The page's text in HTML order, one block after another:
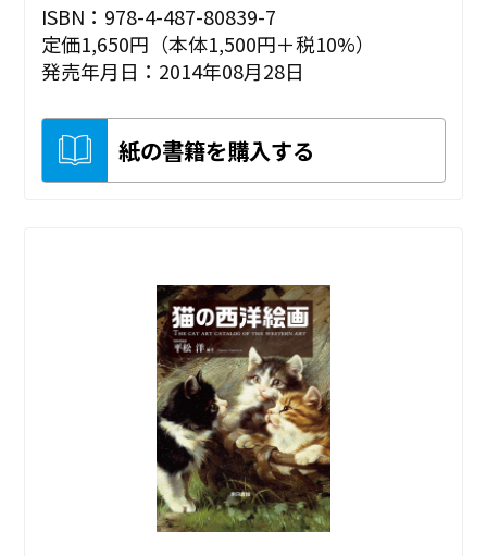
ISBN：978-4-487-80839-7
定価1,650円（本体1,500円＋税10%）
発売年月日：2014年08月28日
紙の書籍を購入する